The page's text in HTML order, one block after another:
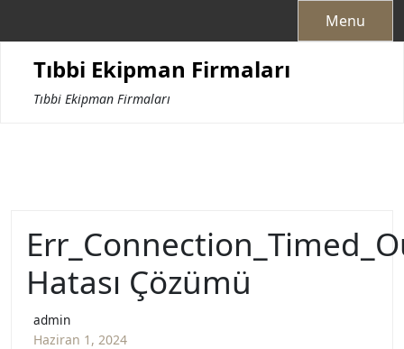
Menu
Tıbbi Ekipman Firmaları
Tıbbi Ekipman Firmaları
Hatası Çözümü
admin
Haziran 1, 2024